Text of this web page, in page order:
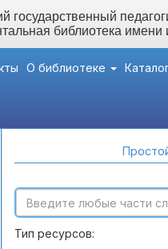
государственный
библиотека
О библиотеке
Тип ресурсов: